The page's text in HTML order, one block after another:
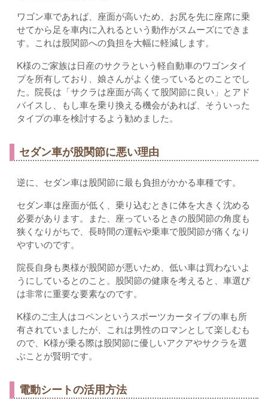
ワゴン車であれば、座面が高いため、お尻を先に座席に乗
せてから足を車内に入れるという動作がスムーズにできま
す。これは股関節への負担を大幅に軽減します。
K様のご家族は日産のサクラという軽自動車のワゴンタイ
プを所有しており、娘さんがよく使っているとのことでし
た。院長は「サクラは座面が高くて股関節に良い」とアド
バイスし、もし車を乗り換える機会があれば、そういった
タイプの車を検討するよう勧めました。
セダン車が股関節に悪い理由
逆に、セダン車は股関節に最も負担がかかる車種です。
セダン車は座面が低く、乗り込むときに体を大きく沈める
必要があります。また、座っているときの股関節の角度も
狭くなりがちで、長時間の運転や乗車で股関節が痛くなり
やすいのです。
院長自身も奥様が股関節が悪いため、低い車は買わないよ
うにしているとのこと。股関節の健康を考えると、車選び
は非常に重要な要素なのです。
K様のご主人はコペンというスポーツカータイプの車も所
有されていましたが、これは男性のロマンとして楽しむも
ので、K様が乗る際は股関節に優しいアクアやサクラを選
ぶことが賢明です。
電動シートの活用方法